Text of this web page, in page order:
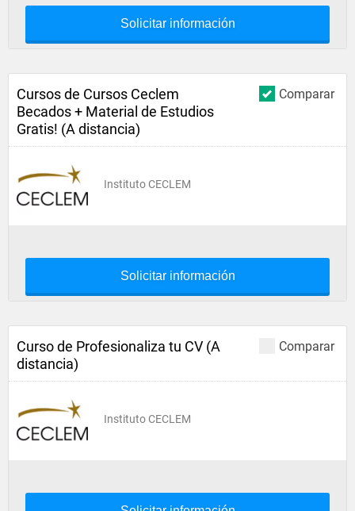
Solicitar información
Comparar
Cursos de Cursos Ceclem
Becados + Material de Estudios
Gratis! (A distancia)
Instituto CECLEM
Solicitar información
Comparar
Curso de Profesionaliza tu CV (A
distancia)
Instituto CECLEM